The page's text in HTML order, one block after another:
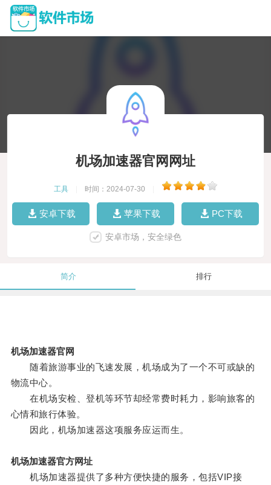
机场加速器官网网址
工具 时间：2024-07-30
安卓下载 苹果下载 PC下载
安卓市场，安全绿色
简介 排行
机场加速器官网
随着旅游事业的飞速发展，机场成为了一个不可或缺的
物流中心。
在机场安检、登机等环节却经常费时耗力，影响旅客的
心情和旅行体验。
因此，机场加速器这项服务应运而生。
机场加速器官方网址
机场加速器提供了多种方便快捷的服务，包括VIP接